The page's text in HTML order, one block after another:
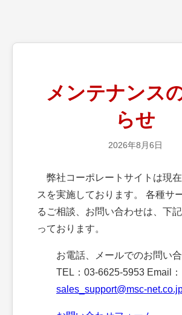
メンテナンス
らせ
2026年8月6日
弊社コーポレートサイトは現
スを実施しております。 各種サ
るご相談、お問い合わせは、下
っております。
お電話、メールでのお問い
TEL：03-6625-5953 Email：
sales_support@msc-